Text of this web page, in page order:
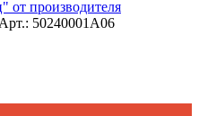
Арт.: 50240001А06